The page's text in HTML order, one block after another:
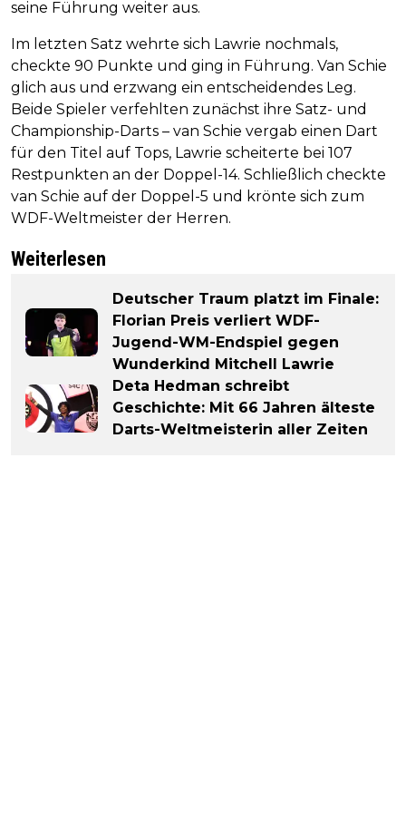
seine Führung weiter aus.
Im letzten Satz wehrte sich Lawrie nochmals,
checkte 90 Punkte und ging in Führung. Van Schie
glich aus und erzwang ein entscheidendes Leg.
Beide Spieler verfehlten zunächst ihre Satz- und
Championship-Darts – van Schie vergab einen Dart
für den Titel auf Tops, Lawrie scheiterte bei 107
Restpunkten an der Doppel-14. Schließlich checkte
van Schie auf der Doppel-5 und krönte sich zum
WDF-Weltmeister der Herren.
Weiterlesen
Deutscher Traum platzt im Finale:
Florian Preis verliert WDF-
Jugend-WM-Endspiel gegen
Wunderkind Mitchell Lawrie
Deta Hedman schreibt
Geschichte: Mit 66 Jahren älteste
Darts-Weltmeisterin aller Zeiten